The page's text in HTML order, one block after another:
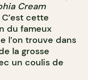
Cream
cette
du fameux
l’on trouve dans
la grosse
un coulis de